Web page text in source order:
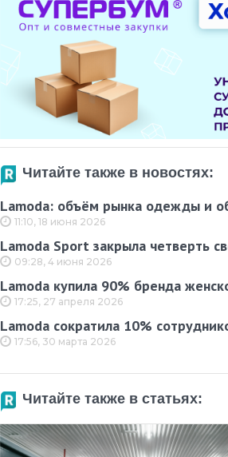
Читайте также в новостях:
Lamoda: объём рынка одежды и
11:10, 18 июня 2026
Lamoda Sport закрыла четверть
09:28, 4 июня 2026
Lamoda купила 90% бренда
17:25, 27 апреля 2026
Lamoda сократила 10%
17:56, 30 марта 2026
Читайте также в статьях: